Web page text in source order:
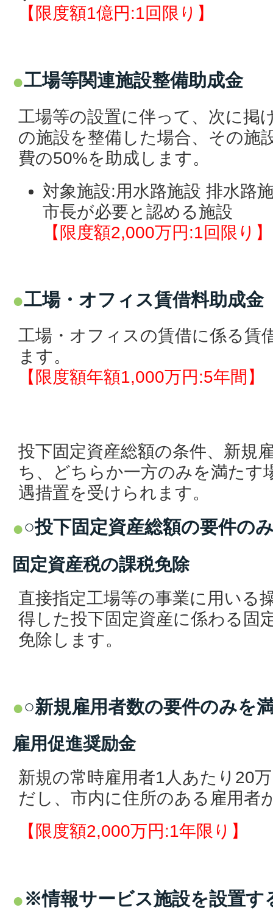
【限度額1億円:1回限り】
工場等関連施設整備助成金
工場等の設置に伴って、次に掲
の施設を整備した場合、その施
費の50%を助成します。
対象施設:用水路施設 排水路
市長が必要と認める施設
【限度額2,000万円:1回限り】
工場・オフィス賃借料助成金
工場・オフィスの賃借に係る賃
ます。
【限度額年額1,000万円:5年間】
投下固定資産総額の条件、新規
ち、どちらか一方のみを満たす
遇措置を受けられます。
○投下固定資産総額の要件の
固定資産税の課税免除
直接指定工場等の事業に用いる
得した投下固定資産に係わる固
免除します。
○新規雇用者数の要件のみを
雇用促進奨励金
新規の常時雇用者1人あたり20
だし、市内に住所のある雇用者
【限度額2,000万円:1年限り】
※情報サービス施設を設置す